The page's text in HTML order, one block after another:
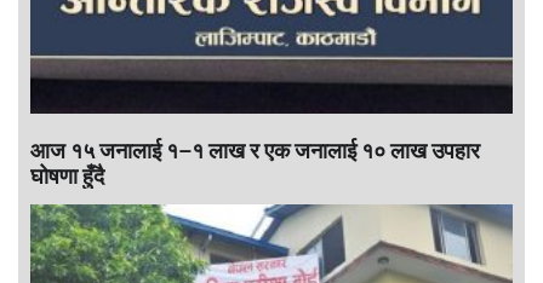
आज १५ जनालाई १–१ लाख र एक जनालाई १० लाख उपहार
घोषणा हुँदै